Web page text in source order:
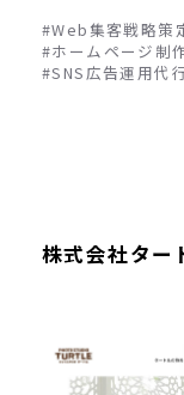
#Web集客戦略策
#ホームページ制
#SNS広告運用代
株式会社ター